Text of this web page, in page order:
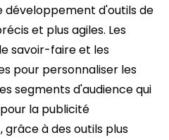
d'outils de
et plus agiles. Les
savoir-faire et les
pour personnaliser les
segments d'audience qui
la publicité
à des outils plus